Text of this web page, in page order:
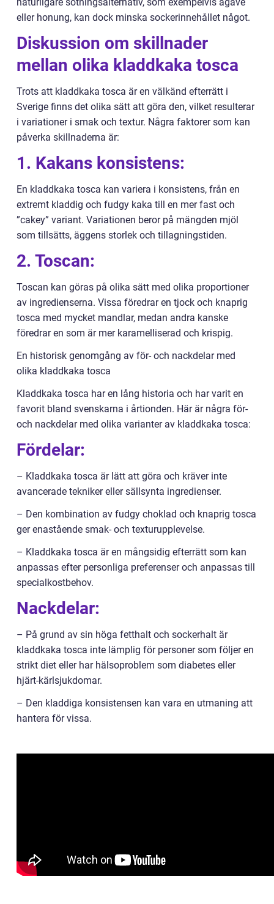
eller honung, kan dock minska sockerinnehållet något.
Diskussion om skillnader
mellan olika kladdkaka tosca
Trots att kladdkaka tosca är en välkänd efterrätt i
Sverige finns det olika sätt att göra den, vilket resulterar
i variationer i smak och textur. Några faktorer som kan
påverka skillnaderna är:
1. Kakans konsistens:
En kladdkaka tosca kan variera i konsistens, från en
extremt kladdig och fudgy kaka till en mer fast och
”cakey” variant. Variationen beror på mängden mjöl
som tillsätts, äggens storlek och tillagningstiden.
2. Toscan:
Toscan kan göras på olika sätt med olika proportioner
av ingredienserna. Vissa föredrar en tjock och knaprig
tosca med mycket mandlar, medan andra kanske
föredrar en som är mer karamelliserad och krispig.
En historisk genomgång av för- och nackdelar med
olika kladdkaka tosca
Kladdkaka tosca har en lång historia och har varit en
favorit bland svenskarna i årtionden. Här är några för-
och nackdelar med olika varianter av kladdkaka tosca:
Fördelar:
– Kladdkaka tosca är lätt att göra och kräver inte
avancerade tekniker eller sällsynta ingredienser.
– Den kombination av fudgy choklad och knaprig tosca
ger enastående smak- och texturupplevelse.
– Kladdkaka tosca är en mångsidig efterrätt som kan
anpassas efter personliga preferenser och anpassas till
specialkostbehov.
Nackdelar:
– På grund av sin höga fetthalt och sockerhalt är
kladdkaka tosca inte lämplig för personer som följer en
strikt diet eller har hälsoproblem som diabetes eller
hjärt-kärlsjukdomar.
– Den kladdiga konsistensen kan vara en utmaning att
hantera för vissa.